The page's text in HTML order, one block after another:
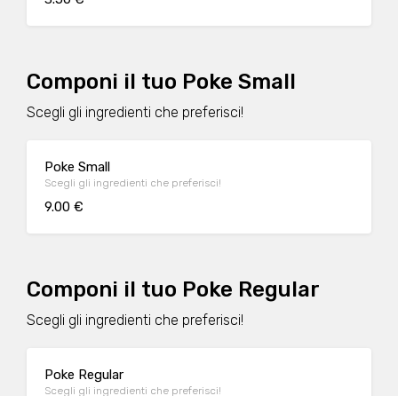
Componi il tuo Poke Small
Scegli gli ingredienti che preferisci!
Poke Small
Scegli gli ingredienti che preferisci!
9.00 €
Componi il tuo Poke Regular
Scegli gli ingredienti che preferisci!
Poke Regular
Scegli gli ingredienti che preferisci!